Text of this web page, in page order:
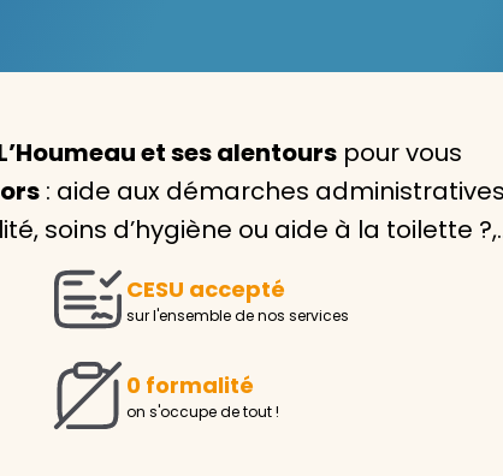
Avec
service à domicile
Pour l’entretien de votre logement, la
ou l’accompagnement d’un parent,
Demander un devis gratuit
et ses alentours pour vous
: aide aux démarches
soins d’hygiène ou aide à la toilette
CESU accepté
sur l'ensemble de nos services
0 formalité
on s'occupe de tout !